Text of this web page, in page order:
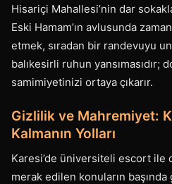
Hisariçi Mahallesi’nin dar
Eski Hamam’ın avlusunda
etmek, sıradan bir randevuyu
balıkesirli ruhun yansımasıdır;
samimiyetinizi ortaya çıkarır.
Gizlilik ve Mahremiyet:
Kalmanın Yolları
Karesi’de üniversiteli escort ile
merak edilen konuların